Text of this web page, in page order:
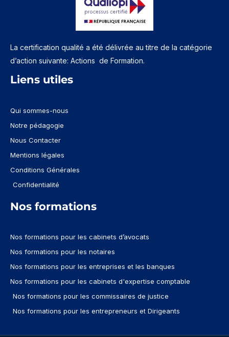
La certification qualité a été délivrée au titre de la catégorie
d’action suivante: Actions de Formation.
Liens utiles
Qui sommes-nous
Notre pédagogie
Nous Contacter
Mentions légales
Conditions Générales
Confidentialité
Nos formations
Nos formations pour les cabinets d’avocats
Nos formations pour les notaires
Nos formations pour les entreprises et les banques
Nos formations pour les cabinets d'expertise comptable
Nos formations pour les commissaires de justice
Nos formations pour les entrepreneurs et Dirigeants